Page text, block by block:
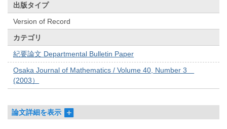
出版タイプ
Version of Record
カテゴリ
紀要論文 Departmental Bulletin Paper
Osaka Journal of Mathematics / Volume 40, Number 3
(2003）
論文詳細を表示